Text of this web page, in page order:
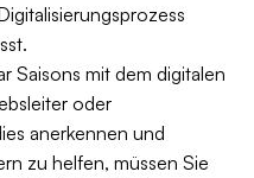
Saisons mit dem digitalen
oder
anerkennen und
zu helfen, müssen Sie